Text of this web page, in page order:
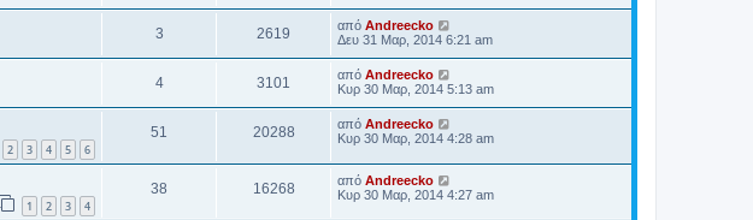
3 2619 από Andreecko
Δευ 31 Μαρ, 2014 6:21 am
4 3101 από Andreecko
Κυρ 30 Μαρ, 2014 5:13 am
2 3 4 5 6
51 20288 από Andreecko
Κυρ 30 Μαρ, 2014 4:28 am
1 2 3 4
38 16268 από Andreecko
Κυρ 30 Μαρ, 2014 4:27 am